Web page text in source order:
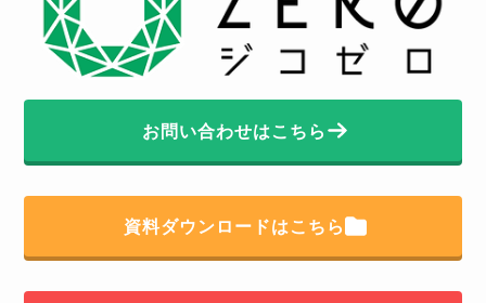
お問い合わせはこちら
資料ダウンロードはこちら